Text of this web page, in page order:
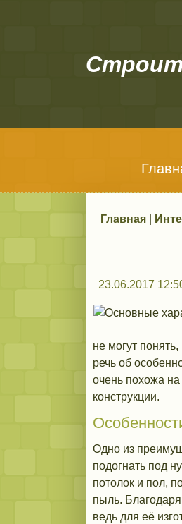
Вы здесь
Главная
23.06.2017
не могут
речь об
очень похожа
конструкции.
Одно из
подогнать под
потолок и пол,
пыль. Благодаря
ведь для её